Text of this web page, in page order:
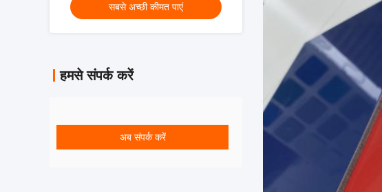
सबसे अच्छी कीमत पाएं
हमसे संपर्क करें
अब संपर्क करें